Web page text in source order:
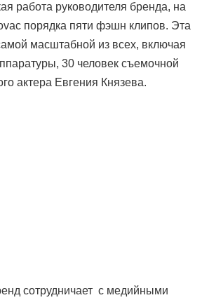
работа руководителя бренда, на
порядка пяти фэшн клипов. Эта
масштабной из всех, включая
30 человек съемочной
актера Евгения Князева.
сотрудничает с медийными